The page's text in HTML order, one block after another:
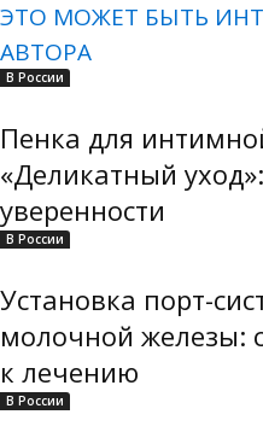
ЭТО МОЖЕТ БЫТЬ
АВТОРА
В России
Пенка для
«Деликатный
уверенности
В России
Установка порт-
молочной железы:
к лечению
В России